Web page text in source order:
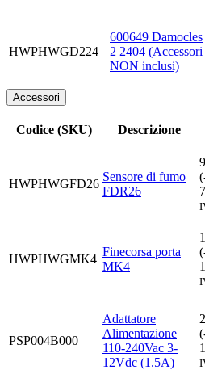
HWPHWGD224
600649 Damocles
2 2404 (Accessori
NON inclusi)
Accessori
Codice (SKU) Descrizione
HWPHWGFD26
Sensore di fumo
FDR26
HWPHWGMK4
Finecorsa porta
MK4
PSP004B000
Adattatore
Alimentazione
110-240Vac 3-
12Vdc (1.5A)